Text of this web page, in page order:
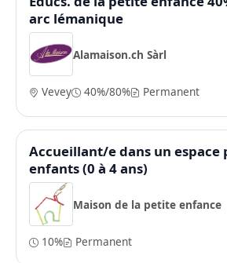
arc lémanique
Alamaison.ch Sàrl
Vevey 40%/80% Permanent
Accueillant/e dans un espace
enfants (0 à 4 ans)
Maison de la petite enfance
10% Permanent